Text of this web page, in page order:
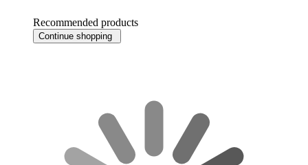
Recommended products
Continue shopping